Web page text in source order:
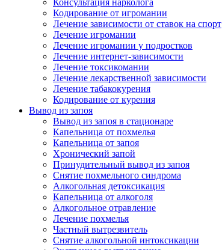
Консультация нарколога
Кодирование от игромании
Лечение зависимости от ставок на спорт
Лечение игромании
Лечение игромании у подростков
Лечение интернет-зависимости
Лечение токсикомании
Лечение лекарственной зависимости
Лечение табакокурения
Кодирование от курения
Вывод из запоя
Вывод из запоя в стационаре
Капельница от похмелья
Капельница от запоя
Хронический запой
Принудительный вывод из запоя
Снятие похмельного синдрома
Алкогольная детоксикация
Капельница от алкоголя
Алкогольное отравление
Лечение похмелья
Частный вытрезвитель
Снятие алкогольной интоксикации